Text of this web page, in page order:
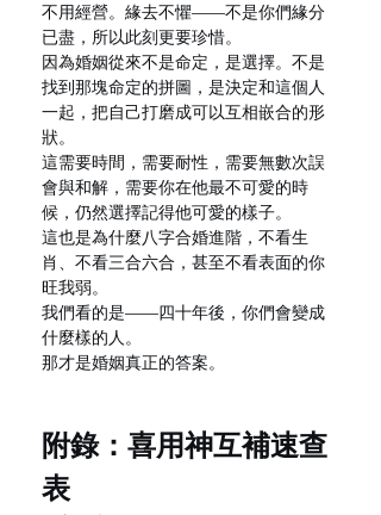
不用經營。緣去不懼——不是你們緣分
已盡，所以此刻更要珍惜。
因為婚姻從來不是命定，是選擇。不是
找到那塊命定的拼圖，是決定和這個人
一起，把自己打磨成可以互相嵌合的形
狀。
這需要時間，需要耐性，需要無數次誤
會與和解，需要你在他最不可愛的時
候，仍然選擇記得他可愛的樣子。
這也是為什麼八字合婚進階，不看生
肖、不看三合六合，甚至不看表面的你
旺我弱。
我們看的是——四十年後，你們會變成
什麼樣的人。
那才是婚姻真正的答案。
附錄：喜用神互補速查
表